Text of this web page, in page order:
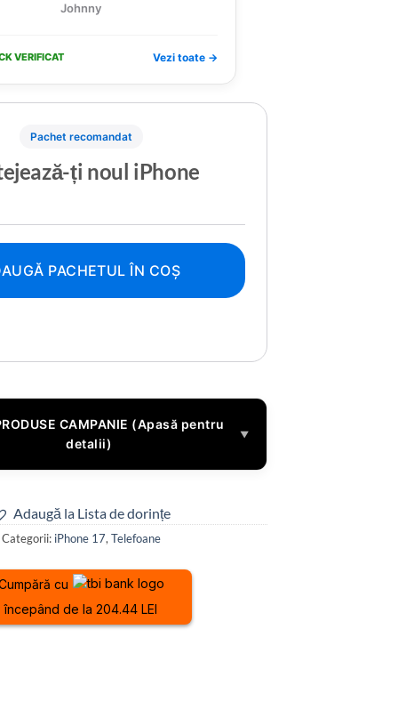
Johnny
VERIFICAT Vezi toate →
Pachet recomandat
ți noul iPhone
PACHETUL ÎN COȘ
CAMPANIE (Apasă pentru
detalii)
▼
Adaugă la Lista de dorințe
Categorii: iPhone 17, Telefoane
cu
începând de la 204.44 LEI